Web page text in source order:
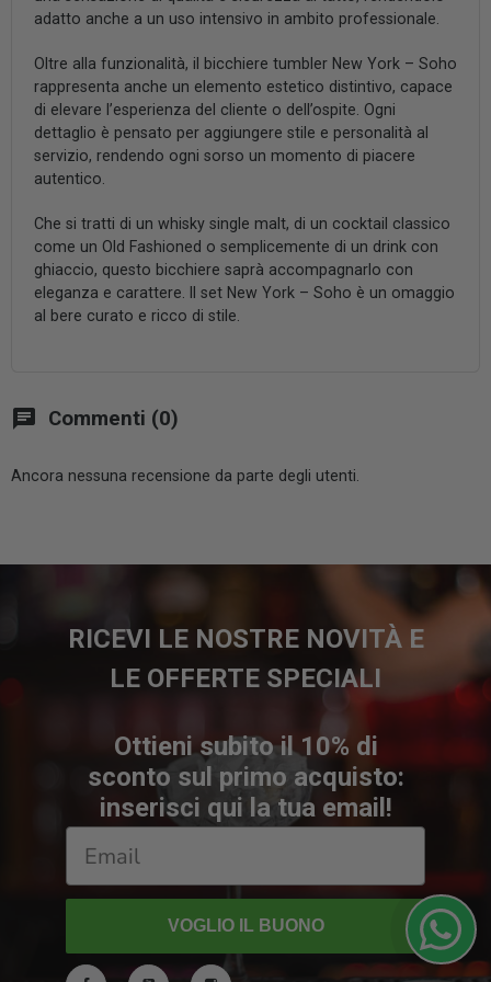
adatto anche a un uso intensivo in ambito professionale.
Oltre alla funzionalità, il bicchiere tumbler New York – Soho
rappresenta anche un elemento estetico distintivo, capace
di elevare l’esperienza del cliente o dell’ospite. Ogni
dettaglio è pensato per aggiungere stile e personalità al
servizio, rendendo ogni sorso un momento di piacere
autentico.
Che si tratti di un whisky single malt, di un cocktail classico
come un Old Fashioned o semplicemente di un drink con
ghiaccio, questo bicchiere saprà accompagnarlo con
eleganza e carattere. Il set New York – Soho è un omaggio
al bere curato e ricco di stile.
chat Commenti (0)
Ancora nessuna recensione da parte degli utenti.
RICEVI LE NOSTRE NOVITÀ E
LE OFFERTE SPECIALI
Ottieni subito il 10% di
sconto sul primo acquisto:
inserisci qui la tua email!
VOGLIO IL BUONO